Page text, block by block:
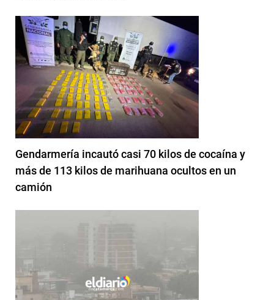
Gendarmería incautó casi 70 kilos de cocaína y
más de 113 kilos de marihuana ocultos en un
camión